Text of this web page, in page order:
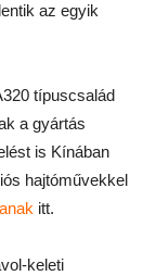
az egyik
típuscsalád
a gyártás
is Kínában
hajtóművekkel
itt.
keleti